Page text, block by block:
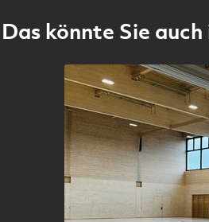
Das könnte Sie